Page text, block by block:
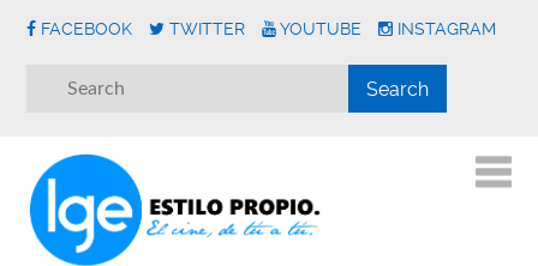
FACEBOOK TWITTER YOUTUBE INSTAGRAM